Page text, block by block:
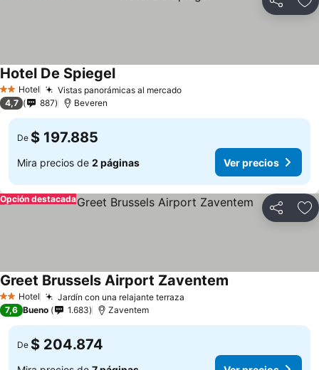
Compartir
2 Estrellas
Hotel Vistas panorámicas al mercado
Hotel De Spiegel
4,7 887 Beveren
De $ 197.885
Mira precios de 2 páginas Ver precios
Compartir
Opción destacada
2 Estrellas
Hotel Jardín con una relajante terraza
Greet Brussels Airport Zaventem
7,6 Bueno 1.683 Zaventem
De $ 204.874